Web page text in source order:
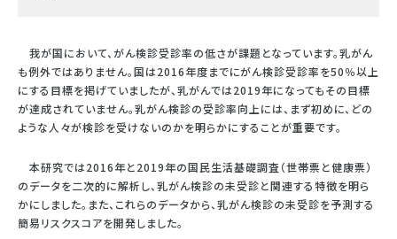
我が国において、がん検診受診率の低さが課題となっています。乳がん
も例外ではありません。国は2016年度までにがん検診受診率を50％以上
にする目標を掲げていましたが、乳がんでは2019年になってもその目標
が達成されていません。乳がん検診の受診率向上には、まず初めに、どの
ような人々が検診を受けないのかを明らかにすることが重要です。
本研究では2016年と2019年の国民生活基礎調査（世帯票と健康票）
のデータを二次的に解析し、乳がん検診の未受診と関連する特徴を明ら
かにしました。また、これらのデータから、乳がん検診の未受診を予測する
簡易リスクスコアを開発しました。